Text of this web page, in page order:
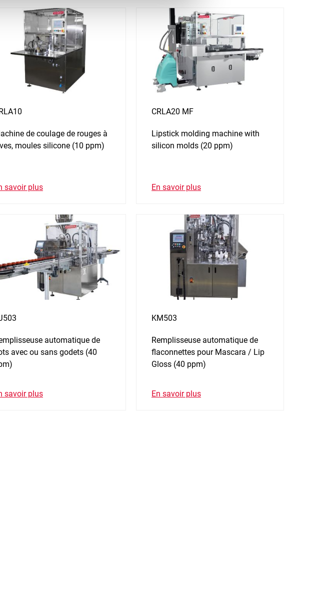
de coulage de rouges à
moules silicone (10 ppm)
savoir plus
CRLA20 MF
Lipstick molding machine with
silicon molds (20 ppm)
En savoir plus
automatique de
avec ou sans godets (40
savoir plus
KM503
Remplisseuse automatique de
flaconnettes pour Mascara / Lip
Gloss (40 ppm)
En savoir plus